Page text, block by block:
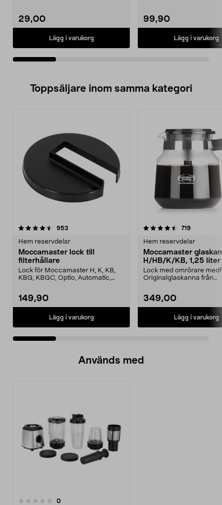
29,00
Lägg i varukorg
99,90
Lägg i varukorg
Toppsäljare inom samma kategori
953
Hem reservdelar
Moccamaster lock till
filterhållare
Lock för Moccamaster H, K, KB,
KBG, KBGC, Optio, Automatic,
149,90
Lägg i varukorg
4.5 av 5 stjärnor 719
Hem reservdelar
Moccamaster
H/HB/K/KB, 1,25 liter
Lock med omrörare
Originalglaskanna från
349,00
Lägg i varukorg
4.5 av 5 stjärnor
Används med
0recensioner